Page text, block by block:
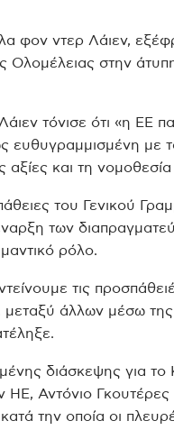
φον ντερ Λάιεν,
Ολομέλειας στην
τόνισε ότι «η ΕΕ
ευθυγραμμισμένη με
και τη
του Γενικού
των
ρόλο.
τις
μεταξύ άλλων μέσω
διάσκεψης για
ΗΕ, Αντόνιο
την οποία οι